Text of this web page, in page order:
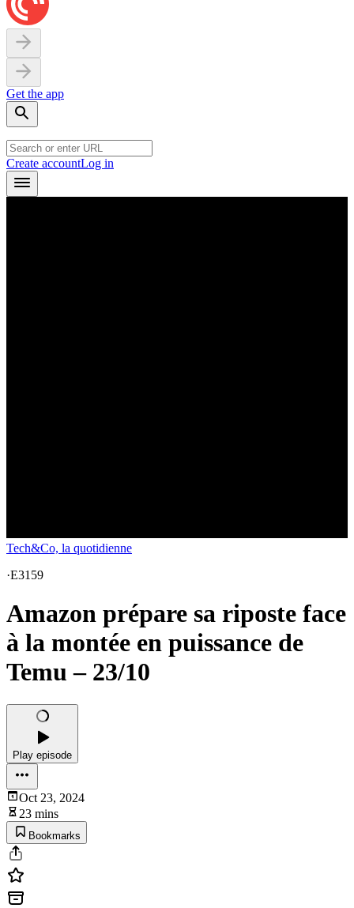
Get the app
Create accountLog in
Tech&Co, la quotidienne
·E3159
Amazon prépare sa riposte face
à la montée en puissance de
Temu – 23/10
Play episode
Oct 23, 2024
23 mins
Bookmarks